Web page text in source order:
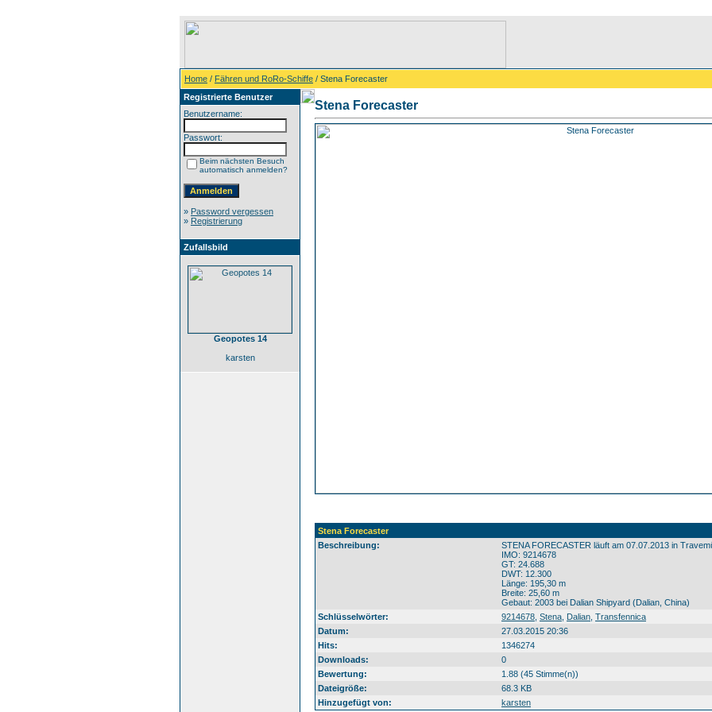
Home / Fähren und RoRo-Schiffe / Stena Forecaster
Registrierte Benutzer
Benutzername:
Passwort:
Beim nächsten Besuch
automatisch anmelden?
» Password vergessen
» Registrierung
Zufallsbild
Geopotes 14
karsten
Stena Forecaster
Stena Forecaster
Beschreibung:
STENA FORECASTER läuft am 07.07.2013 in
IMO: 9214678
GT: 24.688
DWT: 12.300
Länge: 195,30 m
Breite: 25,60 m
Gebaut: 2003 bei Dalian Shipyard (Dalian, China)
Schlüsselwörter:
9214678 Stena Dalian Transfennica
Datum:
27.03.2015 20:36
Hits:
1346274
Downloads:
0
Bewertung:
1.88 (45 Stimme(n))
Dateigröße:
68.3 KB
Hinzugefügt von:
karsten